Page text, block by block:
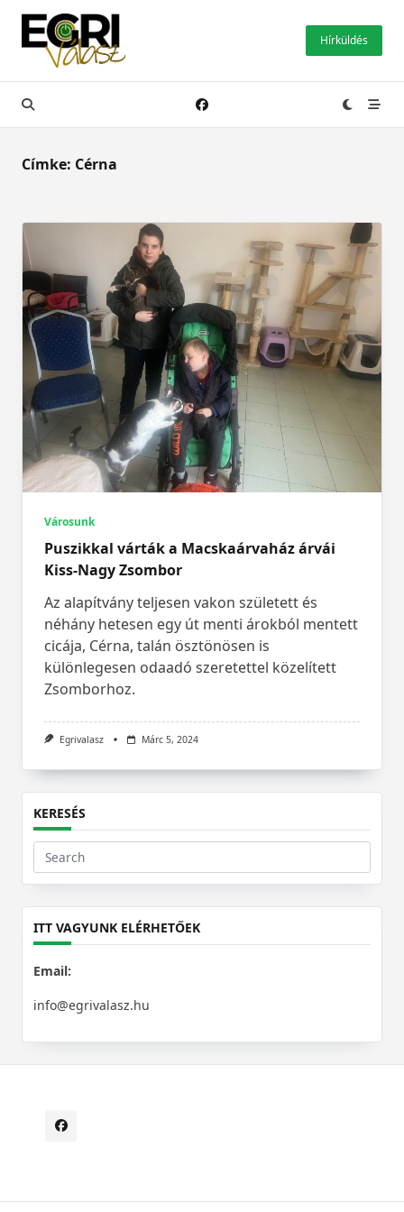
Skip
content
Hírküldés
Címke: Cérna
Városunk
Puszikkal várták a Macskaárvaház árvái
Kiss-Nagy Zsombor
Az alapítvány teljesen vakon született és
néhány hetesen egy út menti árokból mentett
cicája, Cérna, talán ösztönösen is
különlegesen odaadó szeretettel közelített
Zsomborhoz.
Egrivalasz Márc 5, 2024
KERESÉS
Search
for:
ITT VAGYUNK ELÉRHETŐEK
Email:
info@egrivalasz.hu